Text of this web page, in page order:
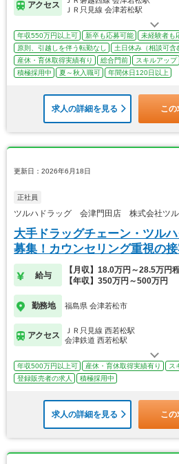
アクセス
ＪＲ只見線 会津若松駅
年収550万円以上可 新卒も応募可能
未経験者も
原則、引越しを伴う転勤なし
土日休み（相談可含
産休・育休取得実績有り
総合門前 スキルアップ
積極採用中
夏～秋入職可 年間休日120日以上
求人の詳細を見る この
更新日：2026年6月18日
正社員
ツルハドラッグ 会津門田店 株式会社ツル
大手ドラッグチェーン・ツル
募集！カウンセリング重視の
給与
【月収】18.0万円～28.5万円
【年収】350万円～500万円
勤務地 福島県 会津若松市
アクセス
ＪＲ只見線 西若松駅
会津鉄道 西若松駅
年収500万円以上可 産休・育休取得実績有り ス
登録販売者の求人
積極採用中
求人の詳細を見る この